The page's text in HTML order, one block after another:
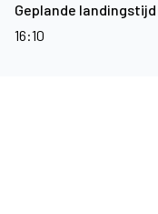
Geplande landingstijd
16:10